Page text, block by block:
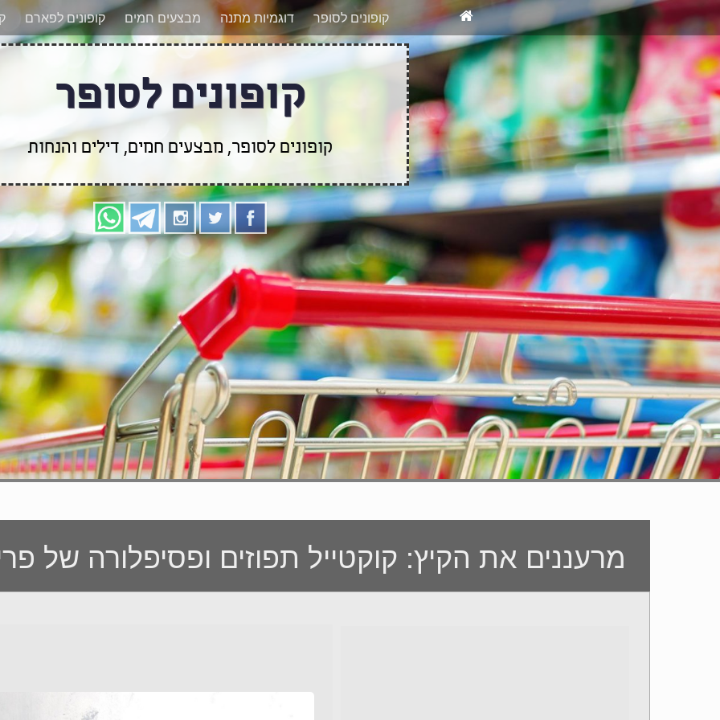
רוצים להישאר מעודכנים לגבי קופונים חדשים? הצטרפו אלינו גם
קופונים לסופר דוגמיות מתנה מבצעים חמים קופונים לפארם
קופונים לסופר
קופונים לסופר, מבצעים חמים, דילים והנחות
מרעננים את הקיץ: קוקטייל תפוזים ופסיפלורה של